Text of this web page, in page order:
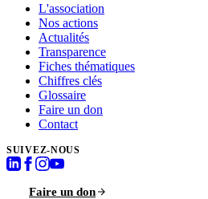
L'association
Nos actions
Actualités
Transparence
Fiches thématiques
Chiffres clés
Glossaire
Faire un don
Contact
SUIVEZ-NOUS
Faire un don